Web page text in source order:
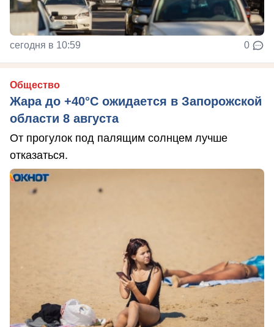
сегодня в 10:59 0
Общество
Жара до +40°С ожидается в Запорожской
области 8 августа
От прогулок под палящим солнцем лучше
отказаться.